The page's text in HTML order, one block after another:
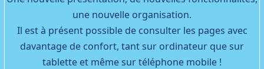
une nouvelle organisation.
Il est à présent possible de consulter les pages avec
davantage de confort, tant sur ordinateur que sur
tablette et même sur téléphone mobile !